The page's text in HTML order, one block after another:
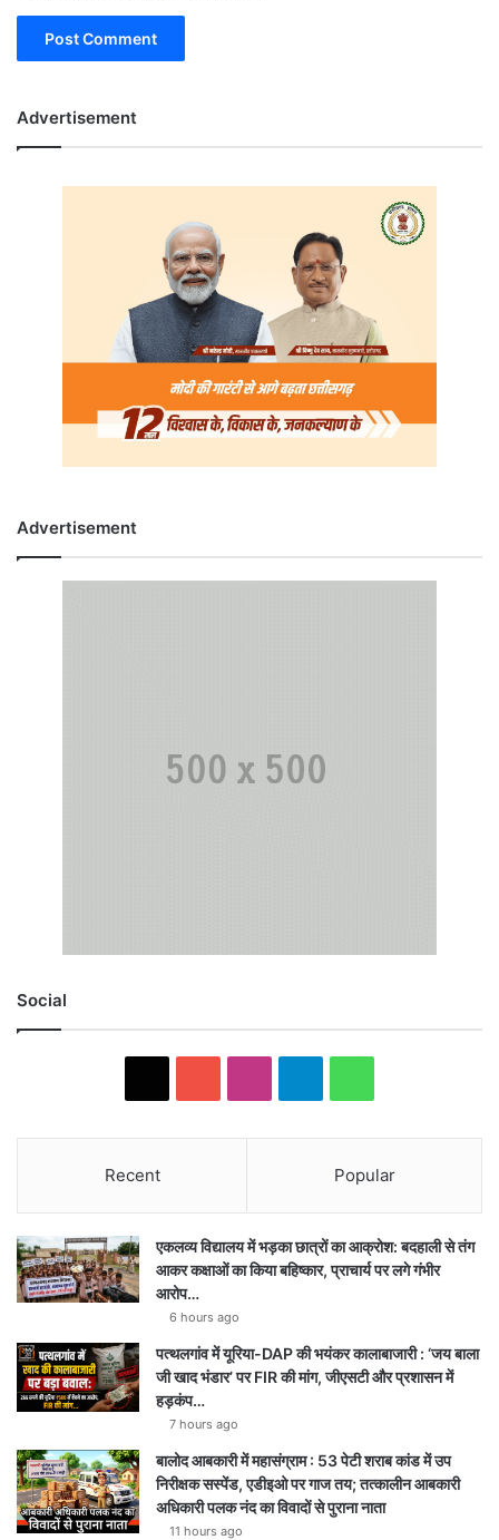
Advertisement
Advertisement
Social
Recent Popular
एकलव्य विद्यालय में भड़का छात्रों का आक्रोश: बदहाली से तंग
आकर कक्षाओं का किया बहिष्कार, प्राचार्य पर लगे गंभीर
आरोप…
6 hours ago
पत्थलगांव में यूरिया-DAP की भयंकर कालाबाजारी : ‘जय बाला
जी खाद भंडार’ पर FIR की मांग, जीएसटी और प्रशासन में
हड़कंप…
7 hours ago
बालोद आबकारी में महासंग्राम : 53 पेटी शराब कांड में उप
निरीक्षक सस्पेंड, एडीइओ पर गाज तय; तत्कालीन आबकारी
अधिकारी पलक नंद का विवादों से पुराना नाता
11 hours ago